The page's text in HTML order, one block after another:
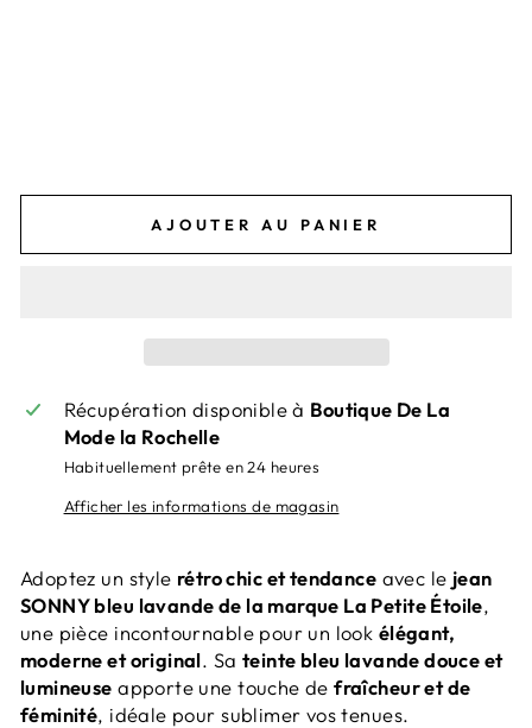
AJOUTER AU PANIER
Récupération disponible à Boutique De La
Mode la Rochelle
Habituellement prête en 24 heures
Afficher les informations de magasin
Adoptez un style rétro chic et tendance avec le jean
SONNY bleu lavande de la marque La Petite Étoile,
une pièce incontournable pour un look élégant,
moderne et original. Sa teinte bleu lavande douce et
lumineuse apporte une touche de fraîcheur et de
féminité, idéale pour sublimer vos tenues.